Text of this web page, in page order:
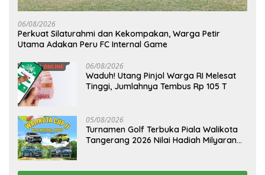
06/08/2026
Perkuat Silaturahmi dan Kekompakan, Warga Petir
Utama Adakan Peru FC Internal Game
06/08/2026
Waduh! Utang Pinjol Warga RI Melesat
Tinggi, Jumlahnya Tembus Rp 105 T
05/08/2026
Turnamen Golf Terbuka Piala Walikota
Tangerang 2026 Nilai Hadiah Milyaran